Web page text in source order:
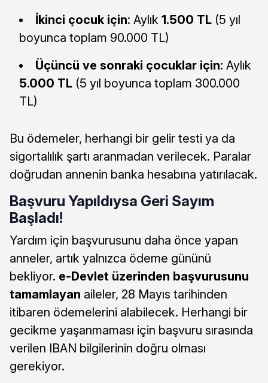
İkinci çocuk için: Aylık 1.500 TL (5 yıl
boyunca toplam 90.000 TL)
Üçüncü ve sonraki çocuklar için: Aylık
5.000 TL (5 yıl boyunca toplam 300.000
TL)
Bu ödemeler, herhangi bir gelir testi ya da
sigortalılık şartı aranmadan verilecek. Paralar
doğrudan annenin banka hesabına yatırılacak.
Başvuru Yapıldıysa Geri Sayım
Başladı!
Yardım için başvurusunu daha önce yapan
anneler, artık yalnızca ödeme gününü
bekliyor. e-Devlet üzerinden başvurusunu
tamamlayan aileler, 28 Mayıs tarihinden
itibaren ödemelerini alabilecek. Herhangi bir
gecikme yaşanmaması için başvuru sırasında
verilen IBAN bilgilerinin doğru olması
gerekiyor.